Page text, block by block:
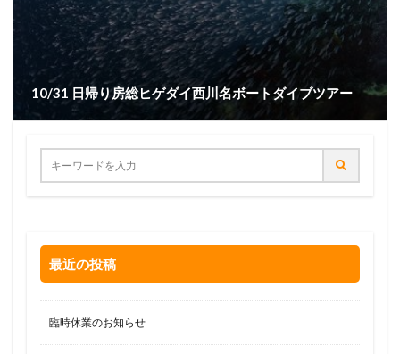
10/31 日帰り房総ヒゲダイ西川名ボートダイブツアー
最近の投稿
臨時休業のお知らせ